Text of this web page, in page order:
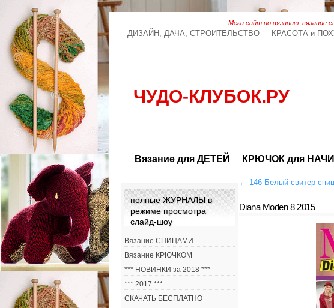
Мега сайт по вязанию: вязание
ДИЗАЙН, ДАЧА, СТРОИТЕЛЬСТВО КРАСОТА и
ЧУДО-КЛУБОК.РУ
Вязание для ДЕТЕЙ КРЮЧОК для
← 146 Белый свитер
Diana Moden 8 2015
полные ЖУРНАЛЫ в
режиме просмотра
слайд-шоу
Вязание СПИЦАМИ
Вязание КРЮЧКОМ
*** НОВИНКИ за 2018 ***
*** 2017 ***
СКАЧАТЬ БЕСПЛАТНО